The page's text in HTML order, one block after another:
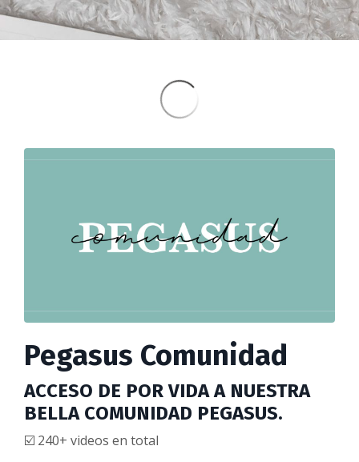
Pegasus Comunidad
ACCESO DE POR VIDA A NUESTRA
BELLA COMUNIDAD PEGASUS.
☑️ 240+ videos en total